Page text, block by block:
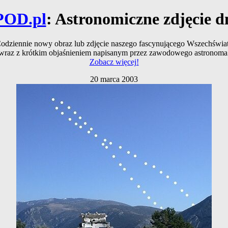
: Astronomiczne zdjęcie
nowy obraz lub zdjęcie naszego fascynującego
z krótkim objaśnieniem napisanym przez zawodowego
Zobacz więcej!
20 marca 2003